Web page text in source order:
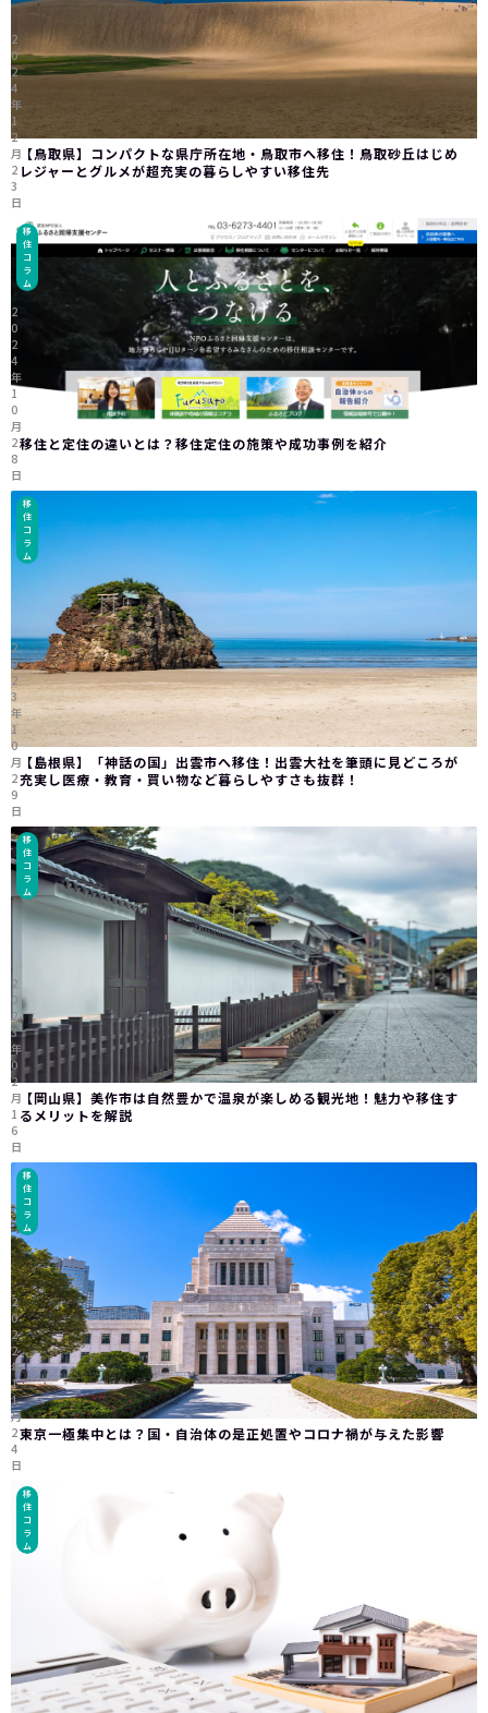
【鳥取県】コンパクトな県庁所在地・鳥取市へ移住！鳥取砂丘はじめ
レジャーとグルメが超充実の暮らしやすい移住先
移
住
コ
ラ
ム
移住と定住の違いとは？移住定住の施策や成功事例を紹介
2
0
2
4
年
1
2
月
2
3
日
移
住
コ
ラ
ム
【島根県】「神話の国」出雲市へ移住！出雲大社を筆頭に見どころが
充実し医療・教育・買い物など暮らしやすさも抜群！
2
0
2
4
年
1
0
月
2
8
日
移
住
コ
ラ
ム
【岡山県】美作市は自然豊かで温泉が楽しめる観光地！魅力や移住す
るメリットを解説
2
0
2
3
年
1
0
月
2
9
日
移
住
コ
ラ
ム
東京一極集中とは？国・自治体の是正処置やコロナ禍が与えた影響
2
0
2
3
年
0
2
月
1
6
日
移
住
コ
ラ
ム
2
0
2
2
年
1
1
月
2
4
日